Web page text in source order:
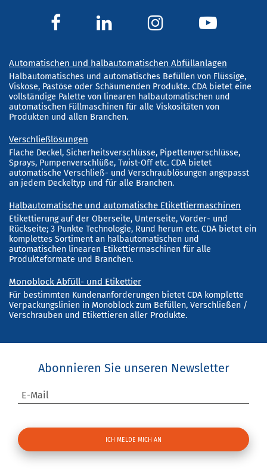
Automatischen und halbautomatischen Abfüllanlagen
Halbautomatisches und automatisches Befüllen von Flüssige,
Viskose, Pastöse oder Schäumenden Produkte. CDA bietet eine
vollständige Palette von linearen halbautomatischen und
automatischen Füllmaschinen für alle Viskositäten von
Produkten und allen Branchen.
Verschließlösungen
Flache Deckel, Sicherheitsverschlüsse, Pipettenverschlüsse,
Sprays, Pumpenverschlüße, Twist-Off etc. CDA bietet
automatische Verschließ- und Verschraublösungen angepasst
an jedem Deckeltyp und für alle Branchen.
Halbautomatische und automatische Etikettiermaschinen
Etikettierung auf der Oberseite, Unterseite, Vorder- und
Rückseite; 3 Punkte Technologie, Rund herum etc. CDA bietet ein
komplettes Sortiment an halbautomatischen und
automatischen linearen Etikettiermaschinen für alle
Produkteformate und Branchen.
Monoblock Abfüll- und Etikettier
Für bestimmten Kundenanforderungen bietet CDA komplette
Verpackungslinien in Monoblock zum Befüllen, Verschließen /
Verschrauben und Etikettieren aller Produkte.
Abonnieren Sie unseren Newsletter
E-Mail